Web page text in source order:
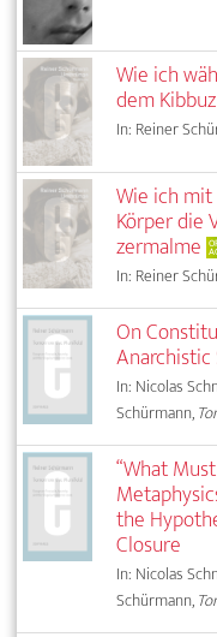
Wie ich
dem
In: Reiner
Wie ich
Körper die
zermalme
In: Reiner
On
In: Nicolas
Schürmann,
“What
the
Closure
In: Nicolas
Schürmann,